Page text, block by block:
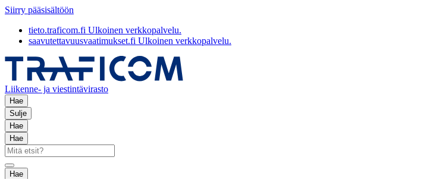
Siirry pääsisältöön
tieto.traficom.fi Ulkoinen verkkopalvelu.
saavutettavuusvaatimukset.fi Ulkoinen verkkopalvelu.
Liikenne- ja viestintävirasto
Hae
Sulje
Hae
Hae
Hae